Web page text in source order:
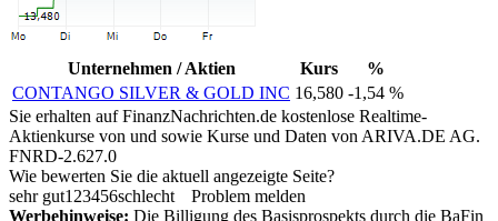
Unternehmen / Aktien Kurs
%
CONTANGO SILVER & GOLD INC 16,580 -1,54 %
Sie erhalten auf FinanzNachrichten.de kostenlose Realtime-
Aktienkurse von und sowie Kurse und Daten von ARIVA.DE AG.
FNRD-2.627.0
Wie bewerten Sie die aktuell angezeigte Seite?
sehr gut1 23456schlecht
Problem melden
Werbehinweise: Die Billigung des Basisprospekts durch die BaFin